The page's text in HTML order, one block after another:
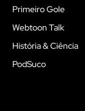
Primeiro Gole
Webtoon Talk
História & Ciência
PodSuco